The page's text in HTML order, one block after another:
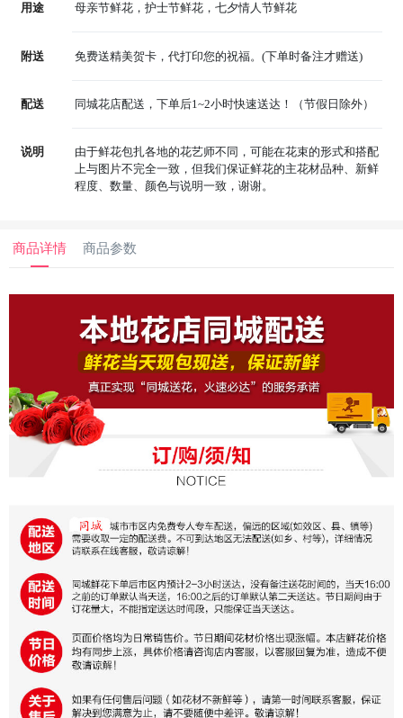
用途 母亲节鲜花，护士节鲜花，七夕情人节鲜花
附送 免费送精美贺卡，代打印您的祝福。(下单时备注才赠送)
配送 同城花店配送，下单后1~2小时快速送达！（节假日除外）
说明
由于鲜花包扎各地的花艺师不同，可能在花束的形式和搭配
上与图片不完全一致，但我们保证鲜花的主花材品种、新鲜
程度、数量、颜色与说明一致，谢谢。
商品详情 商品参数